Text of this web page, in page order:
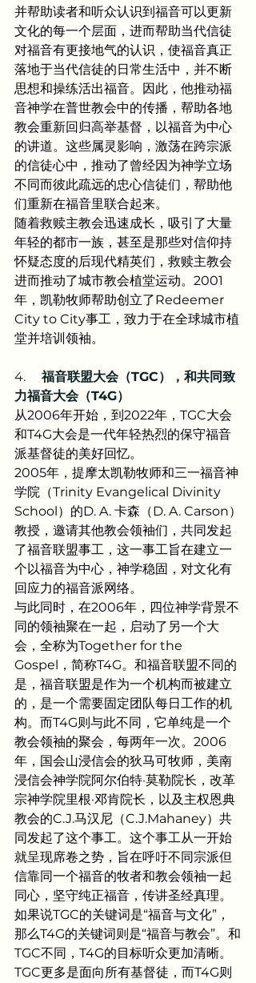
并帮助读者和听众认识到福音可以更新
文化的每一个层面，进而帮助当代信徒
对福音有更接地气的认识，使福音真正
落地于当代信徒的日常生活中，并不断
思想和操练活出福音。因此，他推动福
音神学在普世教会中的传播，帮助各地
教会重新回归高举基督，以福音为中心
的讲道。这些属灵影响，激荡在跨宗派
的信徒心中，推动了曾经因为神学立场
不同而彼此疏远的忠心信徒们，帮助他
们重新在福音里联合起来。
随着救赎主教会迅速成长，吸引了大量
年轻的都市一族，甚至是那些对信仰持
怀疑态度的后现代精英们，救赎主教会
进而推动了城市教会植堂运动。2001
年，凯勒牧师帮助创立了Redeemer
City to City事工，致力于在全球城市植
堂并培训领袖。
4. 福音联盟大会（TGC），和共同致
力福音大会（T4G）
从2006年开始，到2022年，TGC大会
和T4G大会是一代年轻热烈的保守福音
派基督徒的美好回忆。
2005年，提摩太凯勒牧师和三一福音神
学院（Trinity Evangelical Divinity
School）的D. A. 卡森（D. A. Carson）
教授，邀请其他教会领袖们，共同发起
了福音联盟事工，这一事工旨在建立一
个以福音为中心，神学稳固，对文化有
回应力的福音派网络。
与此同时，在2006年，四位神学背景不
同的领袖聚在一起，启动了另一个大
会，全称为Together for the
Gospel，简称T4G。和福音联盟不同的
是，福音联盟是作为一个机构而被建立
的，是一个需要固定团队每日工作的机
构。而T4G则与此不同，它单纯是一个
教会领袖的聚会，每两年一次。2006
年，国会山浸信会的狄马可牧师，美南
浸信会神学院阿尔伯特·莫勒院长，改革
宗神学院里根·邓肯院长，以及主权恩典
教会的C.J.马汉尼（C.J.Mahaney）共
同发起了这个事工。这个事工从一开始
就呈现席卷之势，旨在呼吁不同宗派但
信靠同一个福音的牧者和教会领袖一起
同心，坚守纯正福音，传讲圣经真理。
如果说TGC的关键词是“福音与文化”，
那么T4G的关键词则是“福音与教会”。和
TGC不同，T4G的目标听众更加清晰。
TGC更多是面向所有基督徒，而T4G则